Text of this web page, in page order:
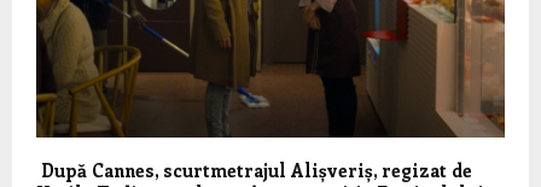
După Cannes, scurtmetrajul Alișveriș, regizat de